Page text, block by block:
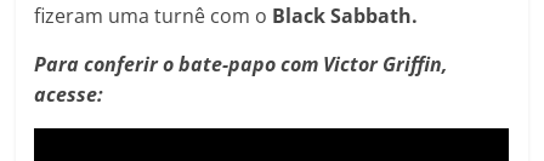
fizeram uma turnê com o Black Sabbath.
Para conferir o bate-papo com Victor Griffin,
acesse: